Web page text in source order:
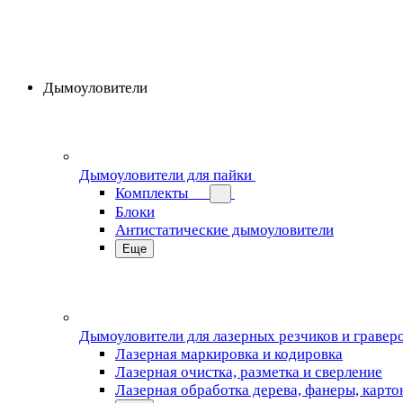
Дымоуловители
Дымоуловители для пайки
Комплекты
Блоки
Антистатические дымоуловители
Еще
Дымоуловители для лазерных резчиков и
Лазерная маркировка и кодировка
Лазерная очистка, разметка и сверление
Лазерная обработка дерева, фанеры,